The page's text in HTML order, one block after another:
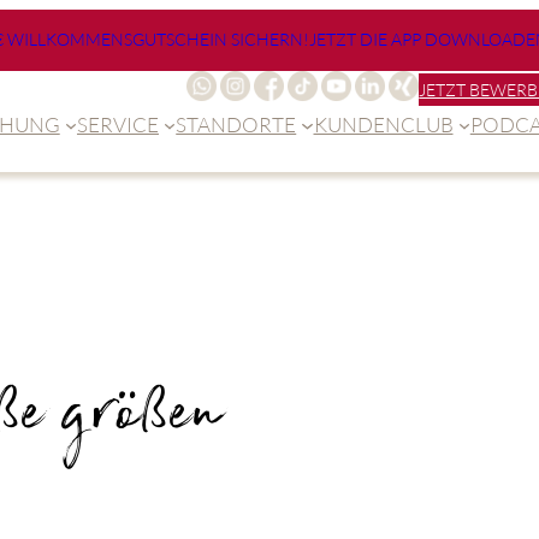
WILLKOMMENSGUTSCHEIN SICHERN! JETZT DIE APP
JETZT
SERVICE STANDORTE KUNDENCLUB
größen